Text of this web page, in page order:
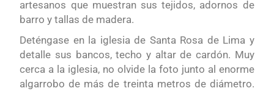
artesanos que muestran sus tejidos, adornos de
barro y tallas de madera.
Deténgase en la iglesia de Santa Rosa de Lima y
detalle sus bancos, techo y altar de cardón. Muy
cerca a la iglesia, no olvide la foto junto al enorme
algarrobo de más de treinta metros de diámetro.